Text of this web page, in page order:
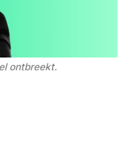
ontbreekt.